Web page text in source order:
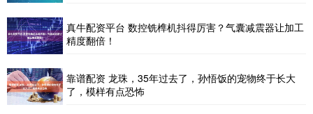
真牛配资平台 数控铣榫机抖得厉害？气囊减震器让加工
精度翻倍！
靠谱配资 龙珠，35年过去了，孙悟饭的宠物终于长大
了，模样有点恐怖